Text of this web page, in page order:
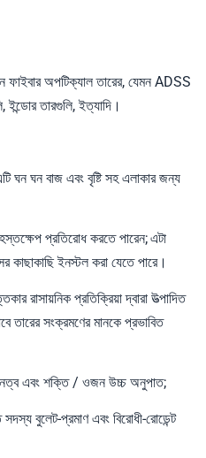
ফাইবার অপটিক্যাল তারের, যেমন ADSS
ইন্ডোর তারগুলি, ইত্যাদি।
ঘন ঘন বাজ এবং বৃষ্টি সহ এলাকার জন্য
প্রতিরোধ করতে পারেন;এটা
কাছাকাছি ইনস্টল করা যেতে পারে।
রাসায়নিক প্রতিক্রিয়া দ্বারা উত্পাদিত
তারের সংক্রমণের মানকে প্রভাবিত
এবং শক্তি / ওজন উচ্চ অনুপাত;
বুলেট-প্রমাণ এবং বিরোধী-রোডেন্ট